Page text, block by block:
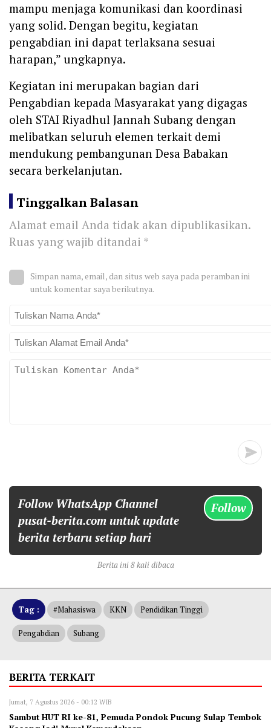
mampu menjaga komunikasi dan koordinasi
yang solid. Dengan begitu, kegiatan
pengabdian ini dapat terlaksana sesuai
harapan,” ungkapnya.
Kegiatan ini merupakan bagian dari
Pengabdian kepada Masyarakat yang digagas
oleh STAI Riyadhul Jannah Subang dengan
melibatkan seluruh elemen terkait demi
mendukung pembangunan Desa Babakan
secara berkelanjutan.
Tinggalkan Balasan
Alamat email Anda tidak akan dipublikasikan.
Ruas yang wajib ditandai *
Simpan nama, email, dan situs web saya pada peramban ini
untuk komentar saya berikutnya.
Follow WhatsApp Channel
pusat-berita.com untuk update
berita terbaru setiap hari
Follow
Berita ini 8 kali dibaca
Tag : #mahasiswa KKN Pendidikan Tinggi
Pengabdian Subang
BERITA TERKAIT
Jumat, 7 Agustus 2026 - 00:12 WIB
Sambut HUT RI ke-81, Pemuda Pondok Pucung Sulap Tembok